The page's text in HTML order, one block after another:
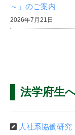
～」のご案内
2026年7月21日
法学府生
人社系協働研